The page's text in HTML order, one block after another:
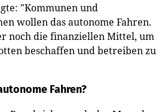
"Kommunen und
wollen das autonome Fahren.
noch die finanziellen Mittel, um
beschaffen und betreiben zu
Fahren?